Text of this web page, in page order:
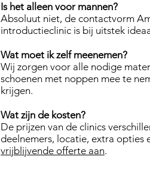
Is het alleen voor mannen?
Absoluut niet, de contactvorm
introductieclinic is bij uitstek
Wat moet ik zelf meenemen?
Wij zorgen voor alle nodige
schoenen met noppen mee te
krijgen.
Wat zijn de kosten?
De prijzen van de clinics
deelnemers, locatie, extra opties
vrijblijvende offerte aan.